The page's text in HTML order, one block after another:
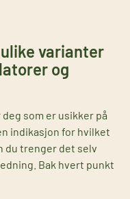
varianter
og
som er usikker på
indikasjon for hvilket
du trenger det selv
Bak hvert punkt